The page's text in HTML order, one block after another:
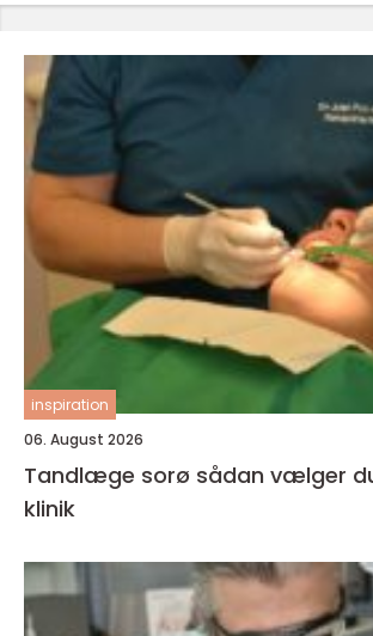
inspiration
06. August 2026
Tandlæge sorø sådan vælger du den rette
klinik